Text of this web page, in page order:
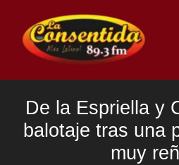
contenido
De la Espriella y
balotaje tras una
muy